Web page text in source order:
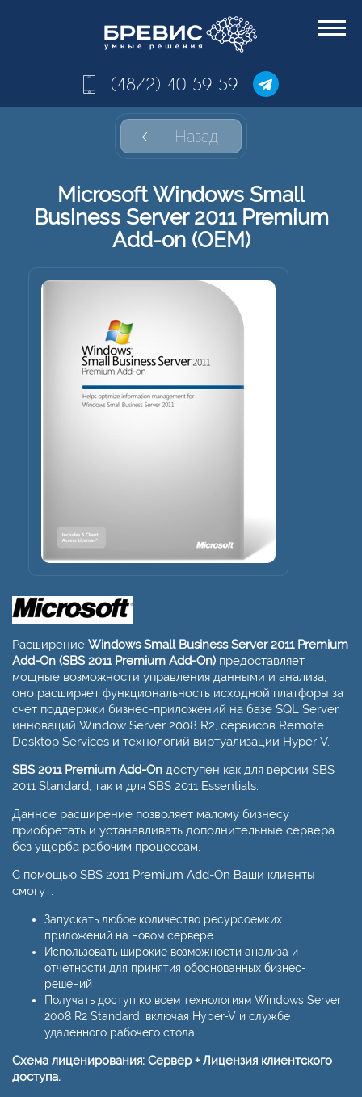
(4872) 40-59-59
Назад
Microsoft Windows Small
Business Server 2011 Premium
Add-on (OEM)
Расширение Windows Small Business Server 2011 Premium
Add-On (SBS 2011 Premium Add-On) предоставляет
мощные возможности управления данными и анализа,
оно расширяет функциональность исходной платфоры за
счет поддержки бизнес-приложений на базе SQL Server,
инноваций Window Server 2008 R2, сервисов Remote
Desktop Services и технологий виртуализации Hyper-V.
SBS 2011 Premium Add-On доступен как для версии SBS
2011 Standard, так и для SBS 2011 Essentials.
Данное расширение позволяет малому бизнесу
приобретать и устанавливать дополнительные сервера
без ущерба рабочим процессам.
С помощью SBS 2011 Premium Add-On Ваши клиенты
смогут:
Запускать любое количество ресурсоемких
приложений на новом сервере
Использовать широкие возможности анализа и
отчетности для принятия обоснованных бизнес-
решений
Получать доступ ко всем технологиям Windows Server
2008 R2 Standard, включая Hyper-V и службе
удаленного рабочего стола.
Схема лиценирования: Сервер + Лицензия клиентского
доступа.